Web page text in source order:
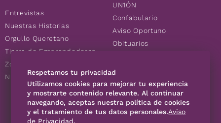
Entrevistas
Nuestras Historias
Orgullo Queretano
Tierra de Emprendedores
Zoociales
Nuevos Queretanos
UN1ÓN
Confabulario
Aviso Oportuno
Obituarios
Consultas
SÍGUENOS
Respetamos tu privacidad
Utilizamos cookies para mejorar tu experiencia
y mostrarte contenido relevante. Al continuar
navegando, aceptas nuestra política de cookies
y el tratamiento de tus datos personales.Aviso
de Privacidad.